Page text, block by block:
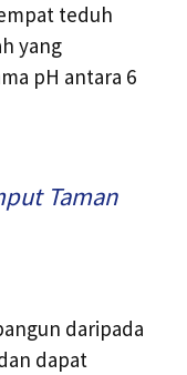
teduh
yang
pH antara 6
Taman
daripada
dapat